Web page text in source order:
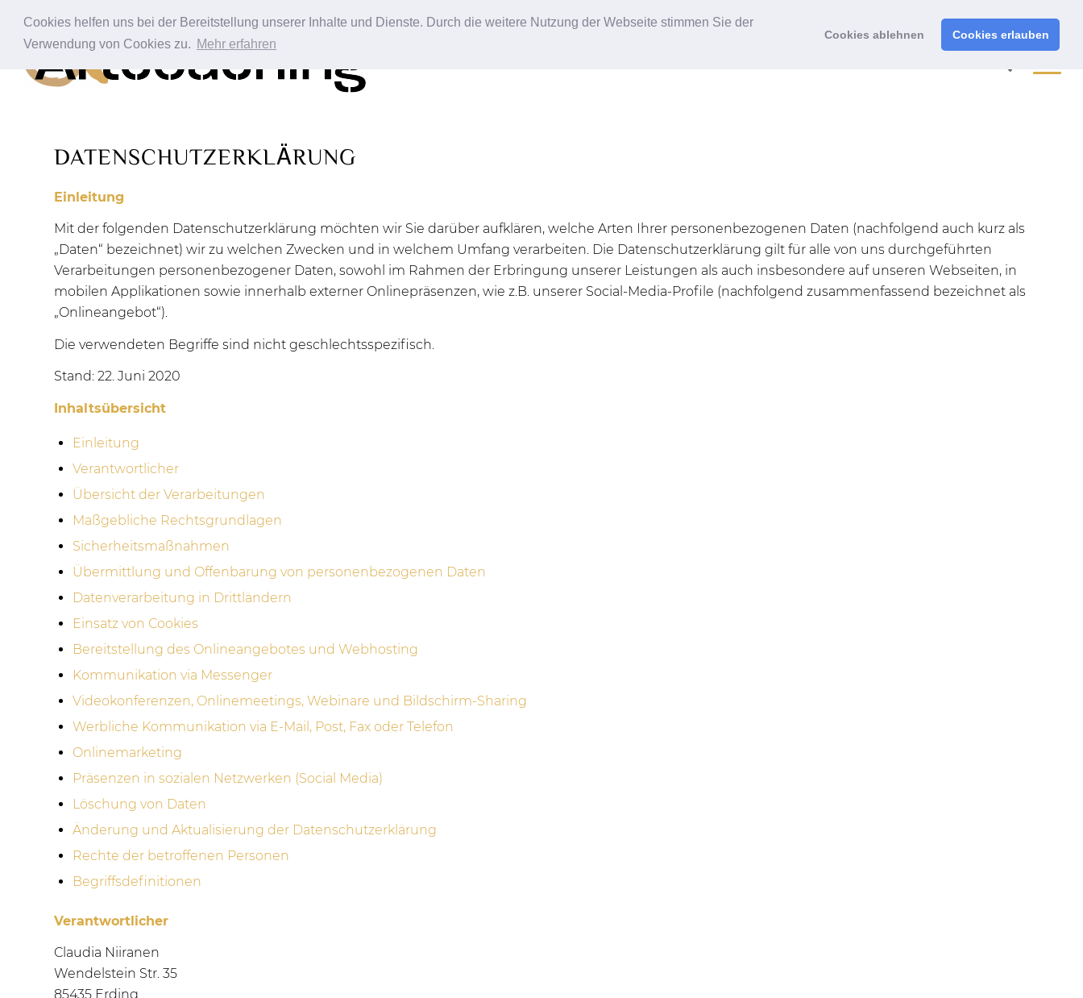
Cookies helfen uns bei der Bereitstellung unserer Inhalte und Dienste. Durch die weitere Nutzung der Webseite stimmen Sie der
Verwendung von Cookies zu. Mehr erfahren
Cookies ablehnen Cookies erlauben
DATENSCHUTZERKLÄRUNG
Einleitung
Mit der folgenden Datenschutzerklärung möchten wir Sie darüber aufklären, welche Arten Ihrer personenbezogenen Daten (nachfolgend auch kurz als
„Daten“ bezeichnet) wir zu welchen Zwecken und in welchem Umfang verarbeiten. Die Datenschutzerklärung gilt für alle von uns durchgeführten
Verarbeitungen personenbezogener Daten, sowohl im Rahmen der Erbringung unserer Leistungen als auch insbesondere auf unseren Webseiten, in
mobilen Applikationen sowie innerhalb externer Onlinepräsenzen, wie z.B. unserer Social-Media-Profile (nachfolgend zusammenfassend bezeichnet als
„Onlineangebot“).
Die verwendeten Begriffe sind nicht geschlechtsspezifisch.
Stand: 22. Juni 2020
Inhaltsübersicht
Einleitung
Verantwortlicher
Übersicht der Verarbeitungen
Maßgebliche Rechtsgrundlagen
Sicherheitsmaßnahmen
Übermittlung und Offenbarung von personenbezogenen Daten
Datenverarbeitung in Drittländern
Einsatz von Cookies
Bereitstellung des Onlineangebotes und Webhosting
Kommunikation via Messenger
Videokonferenzen, Onlinemeetings, Webinare und Bildschirm-Sharing
Werbliche Kommunikation via E-Mail, Post, Fax oder Telefon
Onlinemarketing
Präsenzen in sozialen Netzwerken (Social Media)
Löschung von Daten
Änderung und Aktualisierung der Datenschutzerklärung
Rechte der betroffenen Personen
Begriffsdefinitionen
Verantwortlicher
Claudia Niiranen
Wendelstein Str. 35
85435 Erding